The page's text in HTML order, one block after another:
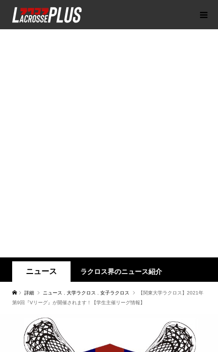
ニュース ラクロス界のニュース紹介
詳細 ニュース 大学ラクロス 女子ラクロス
【関東大学ラクロス】2021年
第9回『Vリーグ』が開催されます！【学生主催リーグ情報】